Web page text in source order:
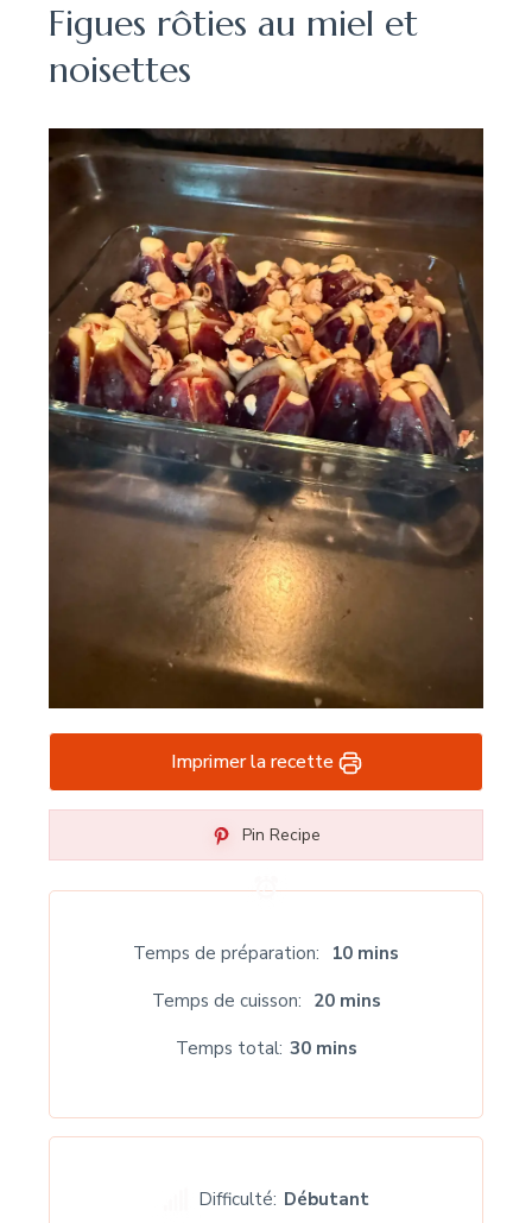
Figues rôties au miel et
noisettes
Imprimer la recette
Pin Recipe
Temps de préparation
10 mins
Temps de cuisson
20 mins
Temps total 30 mins
Difficulté: Débutant